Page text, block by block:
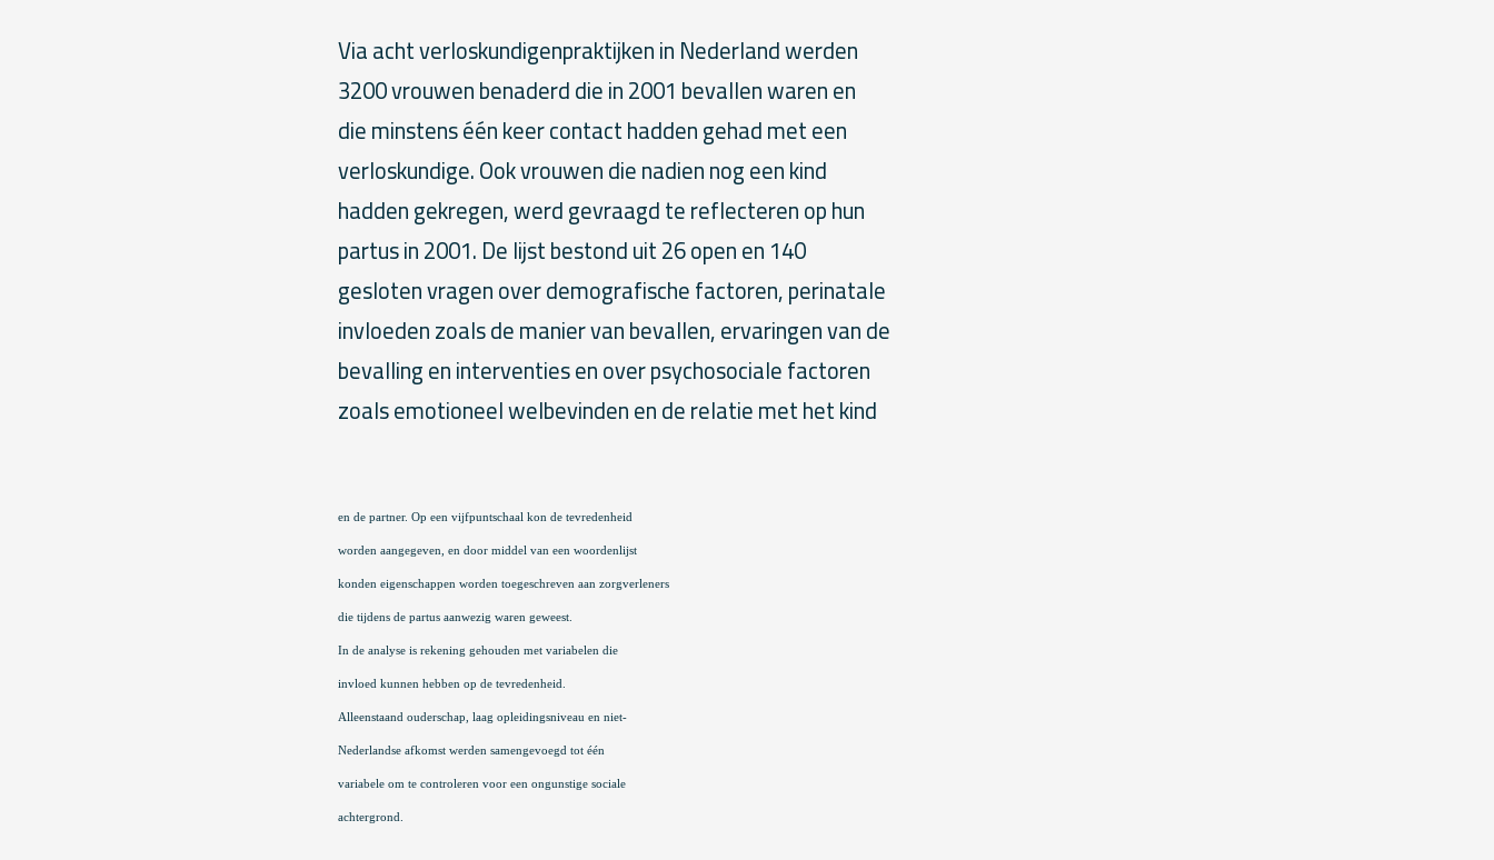
Via acht verloskundigenpraktijken in Nederland werden
3200 vrouwen benaderd die in 2001 bevallen waren en
die minstens één keer contact hadden gehad met een
verloskundige. Ook vrouwen die nadien nog een kind
hadden gekregen, werd gevraagd te reflecteren op hun
partus in 2001. De lijst bestond uit 26 open en 140
gesloten vragen over demografische factoren, perinatale
invloeden zoals de manier van bevallen, ervaringen van de
bevalling en interventies en over psychosociale factoren
zoals emotioneel welbevinden en de relatie met het kind
en de partner. Op een vijfpuntschaal kon de tevredenheid
worden aangegeven, en door middel van een woordenlijst
konden eigenschappen worden toegeschreven aan zorgverleners
die tijdens de partus aanwezig waren geweest.
In de analyse is rekening gehouden met variabelen die
invloed kunnen hebben op de tevredenheid.
Alleenstaand ouderschap, laag opleidingsniveau en niet-
Nederlandse afkomst werden samengevoegd tot één
variabele om te controleren voor een ongunstige sociale
achtergrond.